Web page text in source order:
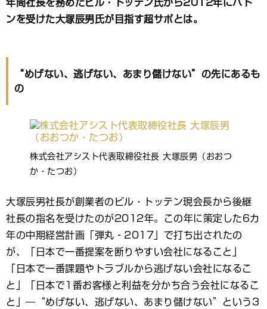
ー
ク
年間社長を務めたビル・トッテン氏から2012年にバト
ンを受けた大塚辰男氏が目指す超サポとは。
“めげない、逃げない、あまり儲けない”の先にあるも
の
株式会社アシスト代表取締役社長 大塚辰男（おおつ
か・たつお）
大塚辰男社長が創業者のビル・トッテン現会長から後継
社長の指名を受けたのが2012年。この年に策定した6カ
年の中期経営計画「弾丸‐2017」で打ち出されたの
が、「日本で一番提案を断りやすい会社になること」
「日本で一番課題やトラブルから逃げない会社になるこ
と」「日本で1番お客様と利益を分かち合う会社になるこ
と」―“めげない、逃げない、あまり儲けない”という3